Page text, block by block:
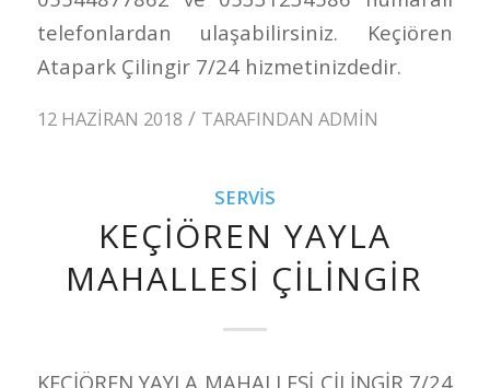
telefonlardan ulaşabilirsiniz. Keçiören
Atapark Çilingir 7/24 hizmetinizdedir.
12 HAZIRAN 2018 / TARAFINDAN ADMIN
SERVIS
KEÇİÖREN YAYLA
MAHALLESİ ÇİLİNGİR
KEÇİÖREN YAYLA MAHALLESİ ÇİLİNGİR 7/24